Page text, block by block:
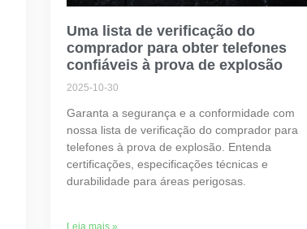
Uma lista de verificação do
comprador para obter telefones
confiáveis ​​à prova de explosão
2025-10-30
Garanta a segurança e a conformidade com
nossa lista de verificação do comprador para
telefones à prova de explosão. Entenda
certificações, especificações técnicas e
durabilidade para áreas perigosas.
Leia mais »